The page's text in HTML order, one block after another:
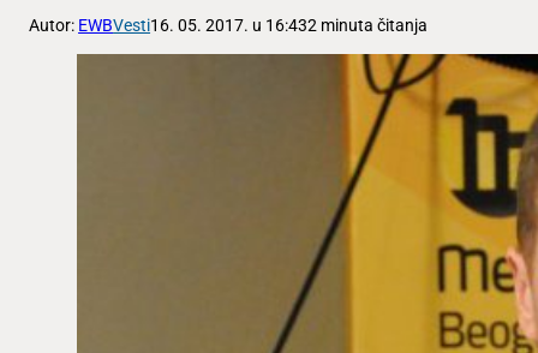
Autor: EWBVesti16. 05. 2017. u 16:432 minuta čitanja